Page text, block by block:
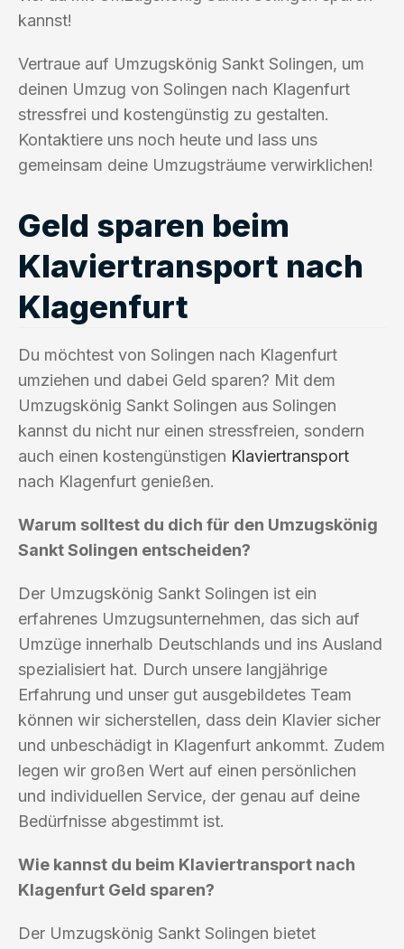
kannst!
Vertraue auf Umzugskönig Sankt Solingen, um
deinen Umzug von Solingen nach Klagenfurt
stressfrei und kostengünstig zu gestalten.
Kontaktiere uns noch heute und lass uns
gemeinsam deine Umzugsträume verwirklichen!
Geld sparen beim
Klaviertransport nach
Klagenfurt
Du möchtest von Solingen nach Klagenfurt
umziehen und dabei Geld sparen? Mit dem
Umzugskönig Sankt Solingen aus Solingen
kannst du nicht nur einen stressfreien, sondern
auch einen kostengünstigen Klaviertransport
nach Klagenfurt genießen.
Warum solltest du dich für den Umzugskönig
Sankt Solingen entscheiden?
Der Umzugskönig Sankt Solingen ist ein
erfahrenes Umzugsunternehmen, das sich auf
Umzüge innerhalb Deutschlands und ins Ausland
spezialisiert hat. Durch unsere langjährige
Erfahrung und unser gut ausgebildetes Team
können wir sicherstellen, dass dein Klavier sicher
und unbeschädigt in Klagenfurt ankommt. Zudem
legen wir großen Wert auf einen persönlichen
und individuellen Service, der genau auf deine
Bedürfnisse abgestimmt ist.
Wie kannst du beim Klaviertransport nach
Klagenfurt Geld sparen?
Der Umzugskönig Sankt Solingen bietet